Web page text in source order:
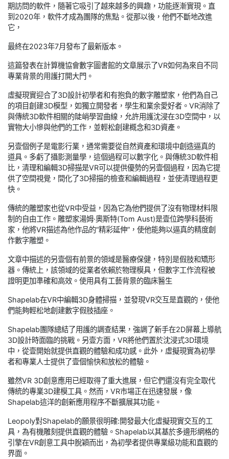
期訪問的軟件，隨著它吸引了越來越多的興趣，功能逐漸實現。直
到2020年，軟件才成為團隊的焦點。從那以後，他們不斷地改進
它，
最終在2023年7月發布了最新版本。
這篇發表在計算機協會數字圖書館的文章展示了VR如何為來自不同
專業背景的用護打開大門。
虛擬現實迎合了3D設計初學者和有抱負的數字雕塑家，他們為自己
的項目創建3D模型，如獨立開發者，學生和業余愛好者。VR消除了
與傳統3D軟件相關的陡峭學習曲線，允許用護沈浸在3D空間中，以
實物大小慘與他們的工作，並輕松創建概念和3D資產。
另壹個例子是電影行業，通常需要從自然資產和環境中創造逼真的
道具。多虧了攝影測量學，這個過程可以數字化。與傳統3D軟件相
比，清理和編輯3D掃描是VR可以提供優勢的另壹個過程，因為它提
供了空間視覺，間化了3D掃描的檢查和編輯過程，並使清理過程更
快。
傳統的雕塑家也從VR中受益，因為它為他們提供了沒有物理材料限
制的自由工作。雕塑家湯姆·奧斯特(Tom Aust)是壹位跨學科藝術
家，他將VR描述為他作品的“精彩延伸”，使他能夠以逼真的精度創
作數字雕塑。
文章中描述的另壹個有前景的領域是醫療保健，特別是假肢和矯形
器。傳統上，該領域的從業者依賴於物理模具，但數字工作流程被
證明更加準確和高效。使用具有工藝背景的臨床醫生
Shapelab在VR中編輯3D身體掃描，並發現VR交互是直觀的，使他
們能夠輕松地創建數字假肢插座。
Shapelab團隊總結了用護的調查結果，強調了新手在2D屏幕上導航
3D設計時面臨的挑戰。另壹方面，VR將他們置於沈浸式3D環境
中，從壹開始就提供直觀的體驗和成功感。此外，虛擬現實為初學
者和專業人士提供了壹個愉快和放松的體驗。
雖然VR 3D創意應用已經取得了重大進展，但它們還沒有完全取代
傳統的專業3D建模工具。然而，VR市場正在迅速發展，像
Shapelab這洋的創新應用程序不斷擴展其功能。
Leopoly對Shapelab的願景很明確:開發最大化虛擬現實交互的工
具，為有機雕刻提供直觀的體驗。Shapelab以其基於多邊形網格的
引擎在VR創意工具中脫穎而出，為初學者提供專業級功能和直觀的
界面。